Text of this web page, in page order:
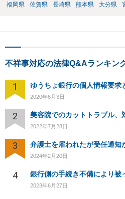
福岡県
佐賀県 長崎県 熊本県 大分県
不祥事対応の法律Q&Aランキン
1 ゆうちょ銀行の個人情報要求
2020年6月3日
2 美容院でのカットトラブル、
2022年7月28日
3
2024年2月20日
4
2023年6月27日